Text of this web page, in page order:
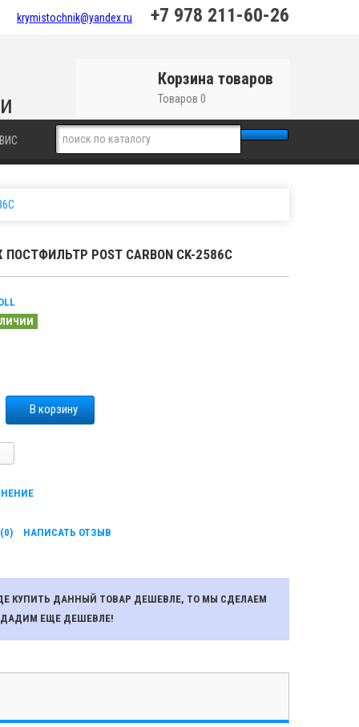
krymistochnik@yandex.ru +7 978 211-60-26
Корзина товаров
Товаров 0
POST CARBON CK-2586C
В корзину
НАПИСАТЬ ОТЗЫВ
КУПИТЬ ДАННЫЙ ТОВАР ДЕШЕВЛЕ, ТО МЫ СДЕЛАЕМ
ЕЩЕ ДЕШЕВЛЕ!